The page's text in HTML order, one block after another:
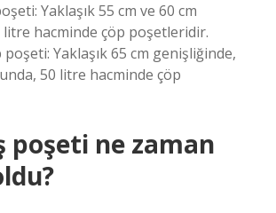
Yaklaşık 55 cm ve 60 cm
hacminde çöp poşetleridir.
Yaklaşık 65 cm genişliğinde,
50 litre hacminde çöp
poşeti ne zaman